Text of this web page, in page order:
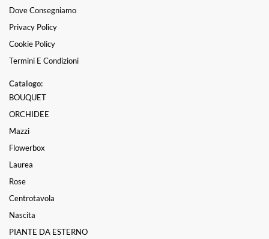
Dove Consegniamo
Privacy Policy
Cookie Policy
Termini E Condizioni
Catalogo:
BOUQUET
ORCHIDEE
Mazzi
Flowerbox
Laurea
Rose
Centrotavola
Nascita
PIANTE DA ESTERNO